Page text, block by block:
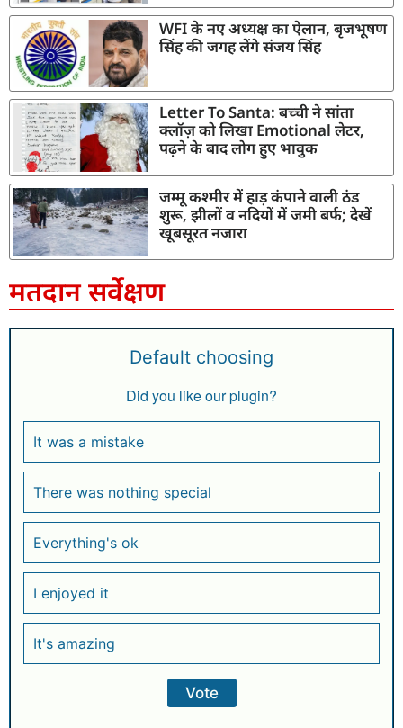
WFI के नए अध्यक्ष का ऐलान, बृजभूषण
सिंह की जगह लेंगे संजय सिंह
Letter To Santa: बच्ची ने सांता
क्लॉज़ को लिखा Emotional लेटर,
पढ़ने के बाद लोग हुए भावुक
जम्मू कश्मीर में हाड़ कंपाने वाली ठंड
शुरू, झीलों व नदियों में जमी बर्फ; देखें
खूबसूरत नजारा
मतदान सर्वेक्षण
Default choosing
Did you like our plugin?
It was a mistake
There was nothing special
Everything's ok
I enjoyed it
It's amazing